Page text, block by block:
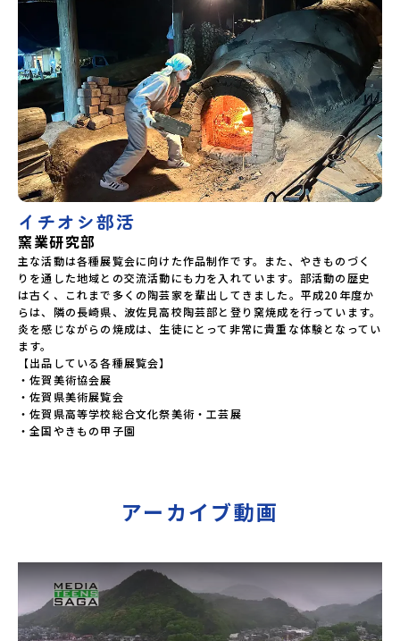
イチオシ部活
窯業研究部
主な活動は各種展覧会に向けた作品制作です。また、やきものづく
りを通した地域との交流活動にも力を入れています。部活動の歴史
は古く、これまで多くの陶芸家を輩出してきました。平成20年度か
らは、隣の長崎県、波佐見高校陶芸部と登り窯焼成を行っています。
炎を感じながらの焼成は、生徒にとって非常に貴重な体験となってい
ます。
【出品している各種展覧会】
・佐賀美術協会展
・佐賀県美術展覧会
・佐賀県高等学校総合文化祭美術・工芸展
・全国やきもの甲子園
アーカイブ動画